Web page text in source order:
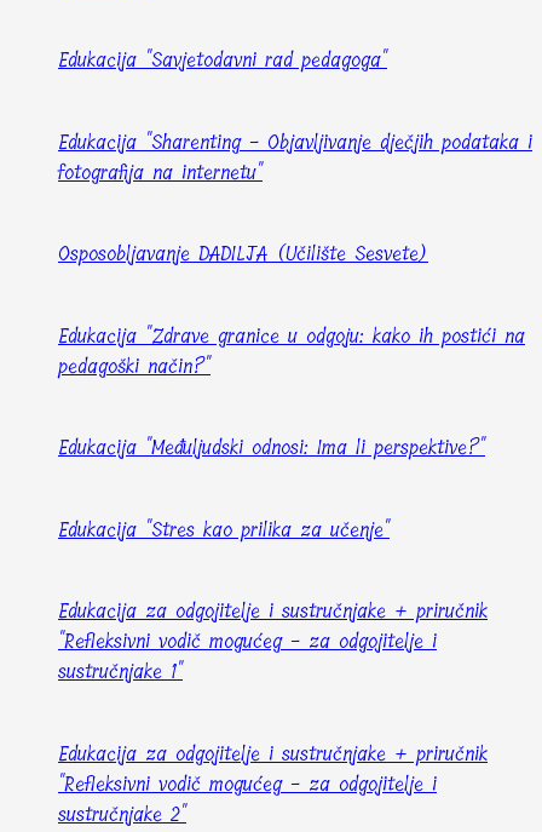
Edukacija "Savjetodavni rad pedagoga"
Edukacija "Sharenting - Objavljivanje dječjih podataka i
fotografija na internetu"
Osposobljavanje DADILJA (Učilište Sesvete)
Edukacija "Zdrave granice u odgoju: kako ih postići na
pedagoški način?"
Edukacija "Međuljudski odnosi: Ima li perspektive?"
Edukacija "Stres kao prilika za učenje"
Edukacija za odgojitelje i sustručnjake + priručnik
"Refleksivni vodič mogućeg - za odgojitelje i
sustručnjake 1"
Edukacija za odgojitelje i sustručnjake + priručnik
"Refleksivni vodič mogućeg - za odgojitelje i
sustručnjake 2"